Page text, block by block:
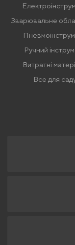
Зварювальне
Ручний
Витратні
Все для